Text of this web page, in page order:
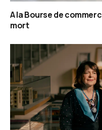
A la Bourse de
mort